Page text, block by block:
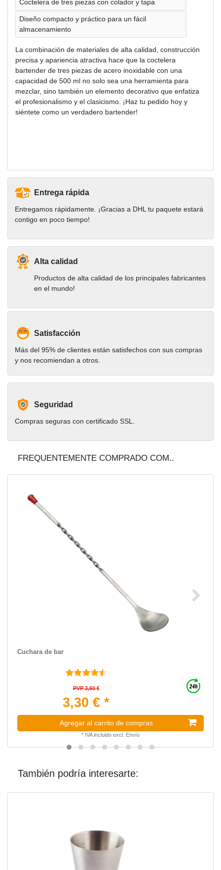
Coctelera de tres piezas con colador y tapa
Diseño compacto y práctico para un fácil
almacenamiento
La combinación de materiales de alta calidad, construcción
precisa y apariencia atractiva hace que la coctelera
bartender de tres piezas de acero inoxidable con una
capacidad de 500 ml no solo sea una herramienta para
mezclar, sino también un elemento decorativo que enfatiza
el profesionalismo y el clasicismo. ¡Haz tu pedido hoy y
siéntete como un verdadero bartender!
Entrega rápida
Entregamos rápidamente. ¡Gracias a DHL tu paquete estará
contigo en poco tiempo!
Alta calidad
Productos de alta calidad de los principales fabricantes
en el mundo!
Satisfacción
Más del 95% de clientes están satisfechos con sus compras
y nos recomiendan a otros.
Seguridad
Compras seguras con certificado SSL.
FREQUENTEMENTE COMPRADO COM..
Cuchara de bar
PVP 3,60 €
3,30 € *
Agregar al carrito de compras
* IVA incluido excl. Envío
También podría interesarte: